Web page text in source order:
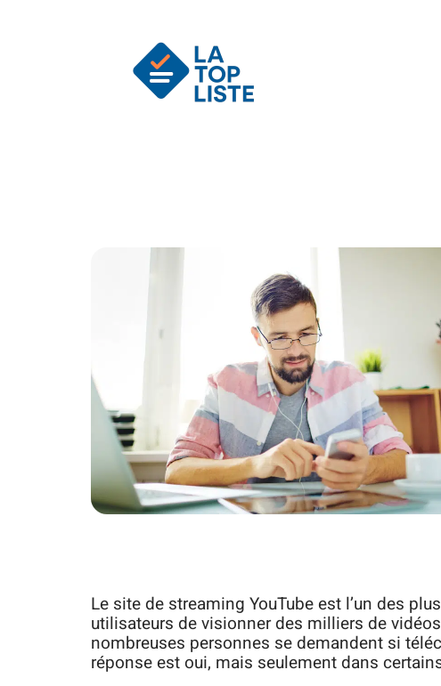
Le site de streaming YouTube est l’un des
utilisateurs de visionner des milliers de
nombreuses personnes se demandent si
réponse est oui, mais seulement dans